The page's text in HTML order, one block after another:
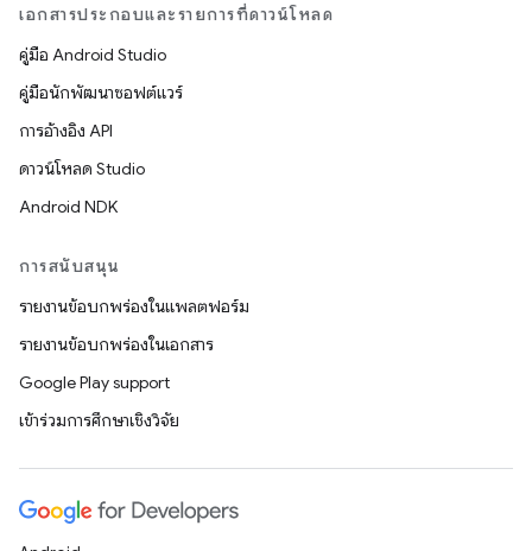
เอกสารประกอบและรายการที่ดาวน์โหลด
คู่มือ Android Studio
คู่มือนักพัฒนาซอฟต์แวร์
การอ้างอิง API
ดาวน์โหลด Studio
Android NDK
การสนับสนุน
รายงานข้อบกพร่องในแพลตฟอร์ม
รายงานข้อบกพร่องในเอกสาร
Google Play support
เข้าร่วมการศึกษาเชิงวิจัย